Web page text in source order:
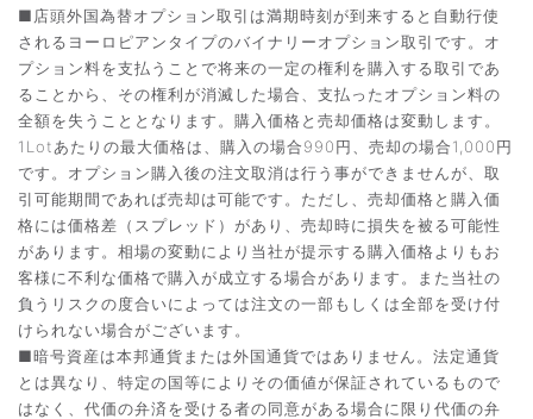
■店頭外国為替オプション取引は満期時刻が到来すると自動行使
されるヨーロピアンタイプのバイナリーオプション取引です。オ
プション料を支払うことで将来の一定の権利を購入する取引であ
ることから、その権利が消滅した場合、支払ったオプション料の
全額を失うこととなります。購入価格と売却価格は変動します。
1Lotあたりの最大価格は、購入の場合990円、売却の場合1,000円
です。オプション購入後の注文取消は行う事ができませんが、取
引可能期間であれば売却は可能です。ただし、売却価格と購入価
格には価格差（スプレッド）があり、売却時に損失を被る可能性
があります。相場の変動により当社が提示する購入価格よりもお
客様に不利な価格で購入が成立する場合があります。また当社の
負うリスクの度合いによっては注文の一部もしくは全部を受け付
けられない場合がございます。
■暗号資産は本邦通貨または外国通貨ではありません。法定通貨
とは異なり、特定の国等によりその価値が保証されているもので
はなく、代価の弁済を受ける者の同意がある場合に限り代価の弁